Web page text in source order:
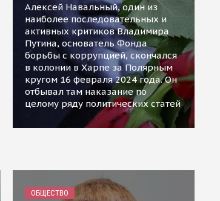
Алексей Навальный, один из
наиболее последовательных и
активных критиков Владимира
Путина, основатель Фонда
борьбы с коррупцией, скончался
в колонии в Харпе за Полярным
кругом 16 февраля 2024 года. Он
отбывал там наказание по
целому ряду политических статей
ОБЩЕСТВО